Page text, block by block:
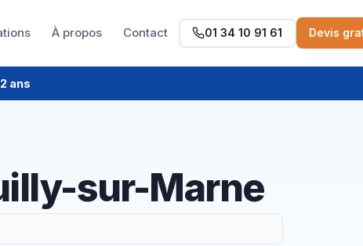
À propos Contact 01 34 10 91 61 Devis
ans
sur-Marne